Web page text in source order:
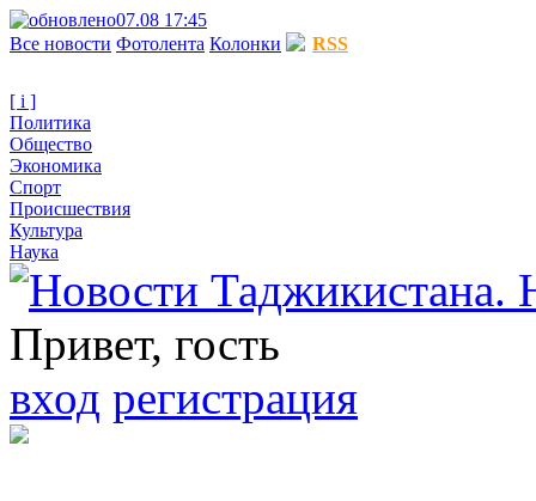
07.08 17:45
Все новости Фотолента Колонки RSS
[ i ]
Политика
Общество
Экономика
Спорт
Происшествия
Культура
Наука
Привет, гость
вход регистрация